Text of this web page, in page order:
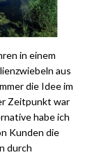
in einem
aus
die Idee im
Zeitpunkt war
habe ich
Kunden die
durch